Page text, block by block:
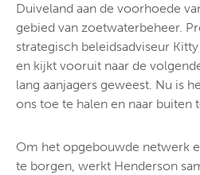
Duiveland aan de voorhoede
gebied van zoetwaterbeheer.
strategisch beleidsadviseur
en kijkt vooruit naar de
lang aanjagers geweest. Nu is
ons toe te halen en naar buiten
Om het opgebouwde netwerk
te borgen, werkt Henderson